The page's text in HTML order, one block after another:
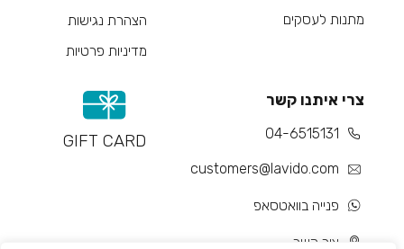
מתנות לעסקים
הצהרת נגישות
מדיניות פרטיות
צרי איתנו קשר
04-6515131
customers@lavido.com
פנייה בוואטסאפ
צור קשר
GIFT CARD